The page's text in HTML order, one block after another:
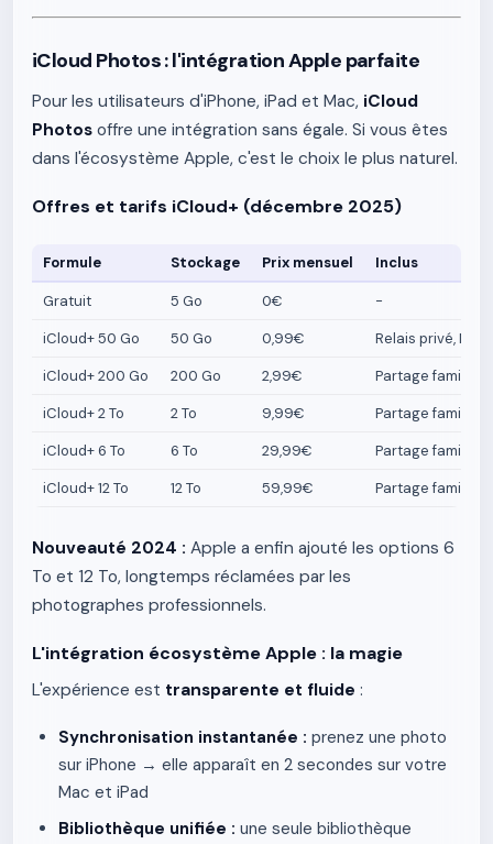
iCloud Photos : l'intégration Apple parfaite
Pour les utilisateurs d'iPhone, iPad et Mac, iCloud
Photos offre une intégration sans égale. Si vous êtes
dans l'écosystème Apple, c'est le choix le plus naturel.
Offres et tarifs iCloud+ (décembre 2025)
Formule Stockage Prix mensuel Inclus
Gratuit 5 Go 0€
-
iCloud+ 50 Go
50 Go 0,99€
Relais privé,
iCloud+ 200 Go
200 Go 2,99€
Partage familial
iCloud+ 2 To
2 To 9,99€
Partage familial
iCloud+ 6 To
6 To 29,99€
Partage familial
iCloud+ 12 To
12 To 59,99€ Partage familial
Nouveauté 2024 : Apple a enfin ajouté les options 6
To et 12 To, longtemps réclamées par les
photographes professionnels.
L'intégration écosystème Apple : la magie
L'expérience est transparente et fluide :
Synchronisation instantanée : prenez une photo
sur iPhone → elle apparaît en 2 secondes sur votre
Mac et iPad
Bibliothèque unifiée : une seule bibliothèque